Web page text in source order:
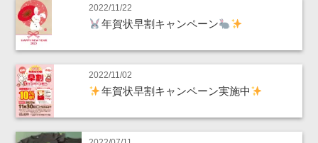
2022/11/22
年賀状早割キャンペーン
2022/11/02
年賀状早割キャンペーン実施中